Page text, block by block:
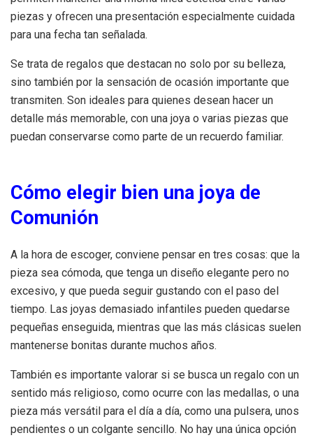
piezas y ofrecen una presentación especialmente cuidada
para una fecha tan señalada.
Se trata de regalos que destacan no solo por su belleza,
sino también por la sensación de ocasión importante que
transmiten. Son ideales para quienes desean hacer un
detalle más memorable, con una joya o varias piezas que
puedan conservarse como parte de un recuerdo familiar.
Cómo elegir bien una joya de
Comunión
A la hora de escoger, conviene pensar en tres cosas: que la
pieza sea cómoda, que tenga un diseño elegante pero no
excesivo, y que pueda seguir gustando con el paso del
tiempo. Las joyas demasiado infantiles pueden quedarse
pequeñas enseguida, mientras que las más clásicas suelen
mantenerse bonitas durante muchos años.
También es importante valorar si se busca un regalo con un
sentido más religioso, como ocurre con las medallas, o una
pieza más versátil para el día a día, como una pulsera, unos
pendientes o un colgante sencillo. No hay una única opción